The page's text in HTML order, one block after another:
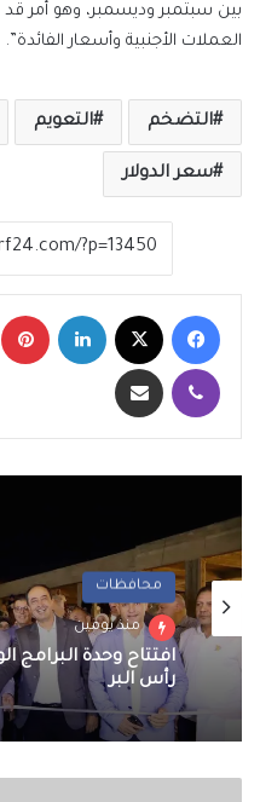
بين سبتمبر وديسمبر، وهو أمر
العملات الأجنبية وأسعار الفائدة”.
التضخم التعويم
سعر الدولار
فيسبوك لينكدإن
ڤايبر مشاركة عبر البريد
محافظات
منذ يومين
افتتاح وحدة البرامج
رأس البر